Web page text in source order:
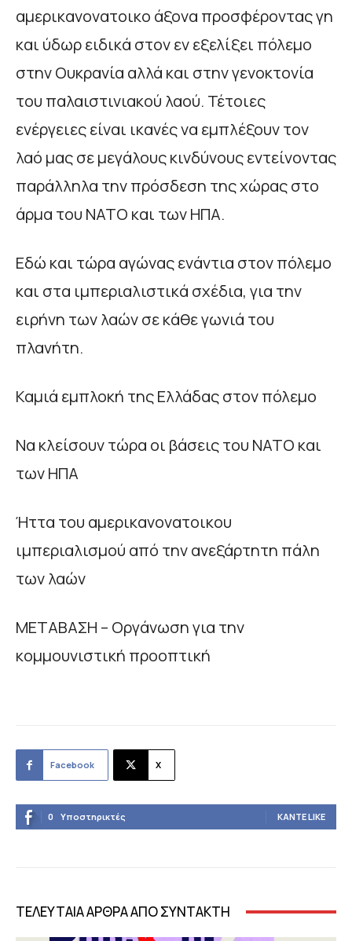
αμερικανονατοικο άξονα προσφέροντας γη
και ύδωρ ειδικά στον εν εξελίξει πόλεμο
στην Ουκρανία αλλά και στην γενοκτονία
του παλαιστινιακού λαού. Τέτοιες
ενέργειες είναι ικανές να εμπλέξουν τον
λαό μας σε μεγάλους κινδύνους εντείνοντας
παράλληλα την πρόσδεση της χώρας στο
άρμα του ΝΑΤΟ και των ΗΠΑ.
Εδώ και τώρα αγώνας ενάντια στον πόλεμο
και στα ιμπεριαλιστικά σχέδια, για την
ειρήνη των λαών σε κάθε γωνιά του
πλανήτη.
Καμιά εμπλοκή της Ελλάδας στον πόλεμο
Να κλείσουν τώρα οι βάσεις του ΝΑΤΟ και
των ΗΠΑ
Ήττα του αμερικανονατοικου
ιμπεριαλισμού από την ανεξάρτητη πάλη
των λαών
ΜΕΤΑΒΑΣΗ – Οργάνωση για την
κομμουνιστική προοπτική
Facebook X
0 Υποστηρικτές ΚΆΝΤΕ LIKE
ΤΕΛΕΥΤΑΙΑ ΑΡΘΡΑ ΑΠΟ ΣΥΝΤΑΚΤΗ